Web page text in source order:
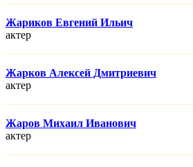
Жариков Евгений Ильич
актер
Жарков Алексей Дмитриевич
актер
Жаров Михаил Иванович
актер